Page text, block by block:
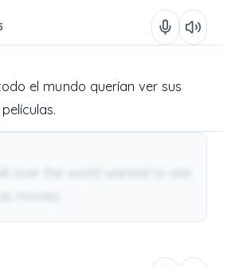
el mundo querían ver sus
películas.